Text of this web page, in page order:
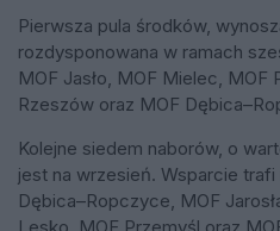
Pierwsza pula środków,
rozdysponowana w ramach
MOF Jasło, MOF Mielec, MOF
Rzeszów oraz MOF
Kolejne siedem naborów, o
jest na wrzesień. Wsparcie
Dębica–Ropczyce, MOF